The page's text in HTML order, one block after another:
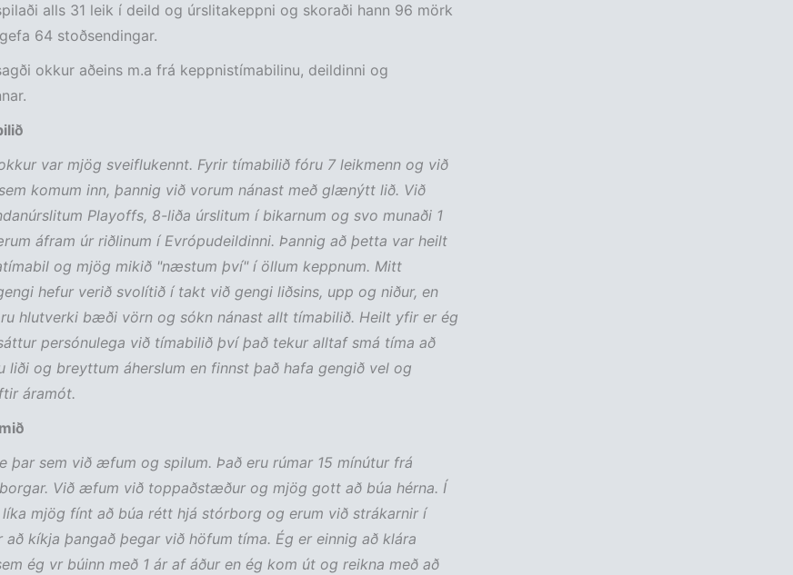
alls 31 leik í deild og úrslitakeppni og skoraði hann 96 mörk
64 stoðsendingar.
okkur aðeins m.a frá keppnistímabilinu, deildinni og
var mjög sveiflukennt. Fyrir tímabilið fóru 7 leikmenn og við
komum inn, þannig við vorum nánast með glænýtt lið. Við
Playoffs, 8-liða úrslitum í bikarnum og svo munaði 1
áfram úr riðlinum í Evrópudeildinni. Þannig að þetta var heilt
og mjög mikið "næstum því" í öllum keppnum. Mitt
hefur verið svolítið í takt við gengi liðsins, upp og niður, en
hlutverki bæði vörn og sókn nánast allt tímabilið. Heilt yfir er ég
persónulega við tímabilið því það tekur alltaf smá tíma að
liði og breyttum áherslum en finnst það hafa gengið vel og
áramót.
þar sem við æfum og spilum. Það eru rúmar 15 mínútur frá
Við æfum við toppaðstæður og mjög gott að búa hérna. Í
mjög fínt að búa rétt hjá stórborg og erum við strákarnir í
að kíkja þangað þegar við höfum tíma. Ég er einnig að klára
ég vr búinn með 1 ár af áður en ég kom út og reikna með að